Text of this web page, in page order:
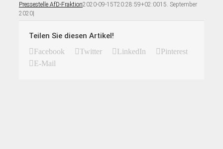
Pressestelle AfD-Fraktion2020-09-15T20:28:59+02:0015. September
2020|
Teilen Sie diesen Artikel!
Facebook Twitter LinkedIn
Pinterest
E-Mail